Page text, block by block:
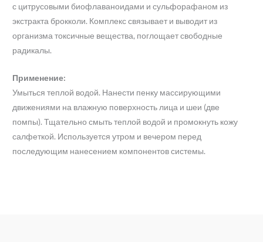
с цитрусовыми биофлаваноидами и сульфорафаном из
экстракта брокколи. Комплекс связывает и выводит из
организма токсичные вещества, поглощает свободные
радикалы.
Применение:
Умыться теплой водой. Нанести пенку массирующими
движениями на влажную поверхность лица и шеи (две
помпы). Тщательно смыть теплой водой и промокнуть кожу
салфеткой. Используется утром и вечером перед
последующим нанесением компонентов системы.